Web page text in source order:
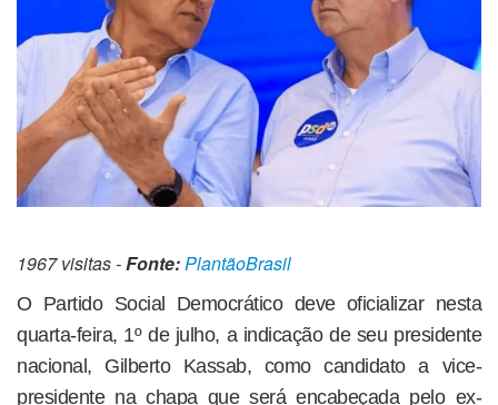
1967 visitas -Fonte:PlantãoBrasil
O Partido Social Democrático deve oficializar nesta
quarta-feira, 1º de julho, a indicação de seu presidente
nacional, Gilberto Kassab, como candidato a vice-
presidente na chapa que será encabeçada pelo ex-